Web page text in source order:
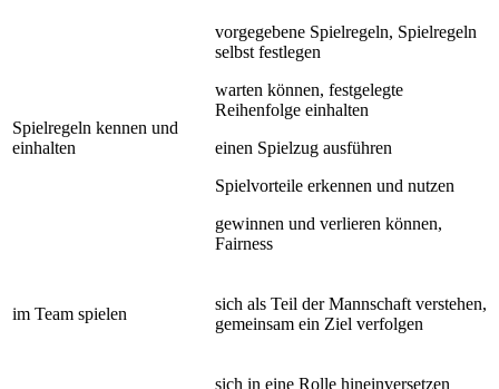
Spielregeln kennen und
einhalten
vorgegebene Spielregeln, Spielregeln
selbst festlegen
warten können, festgelegte
Reihenfolge einhalten
einen Spielzug ausführen
Spielvorteile erkennen und nutzen
gewinnen und verlieren können,
Fairness
im Team spielen
sich als Teil der Mannschaft verstehen,
gemeinsam ein Ziel verfolgen
sich in eine Rolle hineinversetzen